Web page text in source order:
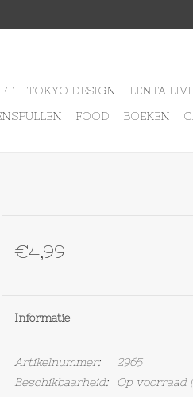
TOKYO DESIGN LENTA
FOOD BOEKEN
€4,99
Informatie
Artikelnummer:
2965
Beschikbaarheid:
Op voorraad